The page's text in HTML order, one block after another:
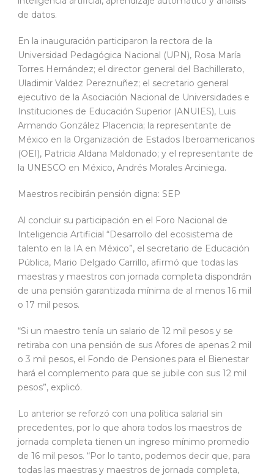
de datos.
En la inauguración participaron la rectora de la
Universidad Pedagógica Nacional (UPN), Rosa María
Torres Hernández; el director general del Bachillerato,
Uladimir Valdez Pereznuñez; el secretario general
ejecutivo de la Asociación Nacional de Universidades e
Instituciones de Educación Superior (ANUIES), Luis
Armando González Placencia; la representante de
México en la Organización de Estados Iberoamericanos
(OEI), Patricia Aldana Maldonado; y el representante de
la UNESCO en México, Andrés Morales Arciniega.
Maestros recibirán pensión digna: SEP
Al concluir su participación en el Foro Nacional de
Inteligencia Artificial “Desarrollo del ecosistema de
talento en la IA en México”, el secretario de Educación
Pública, Mario Delgado Carrillo, afirmó que todas las
maestras y maestros con jornada completa dispondrán
de una pensión garantizada mínima de al menos 16 mil
o 17 mil pesos.
“Si un maestro tenía un salario de 12 mil pesos y se
retiraba con una pensión de sus Afores de apenas 2 mil
o 3 mil pesos, el Fondo de Pensiones para el Bienestar
hará el complemento para que se jubile con sus 12 mil
pesos”, explicó.
Lo anterior se reforzó con una política salarial sin
precedentes, por lo que ahora todos los maestros de
jornada completa tienen un ingreso mínimo promedio
de 16 mil pesos. “Por lo tanto, podemos decir que, para
todas las maestras y maestros de jornada completa,